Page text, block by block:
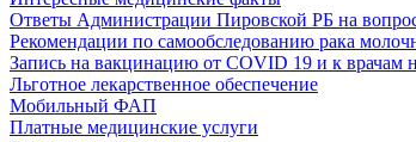
Ответы Администрации Пировской РБ на
Рекомендации по самообследованию рака
Запись на вакцинацию от COVID 19 и к врачам
Льготное лекарственное обеспечение
Мобильный ФАП
Платные медицинские услуги